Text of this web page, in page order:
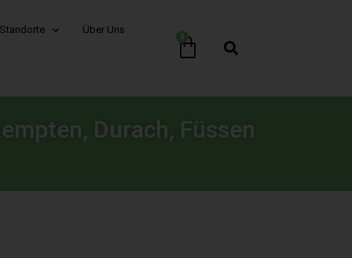
Standorte Über Uns
Durach, Füssen